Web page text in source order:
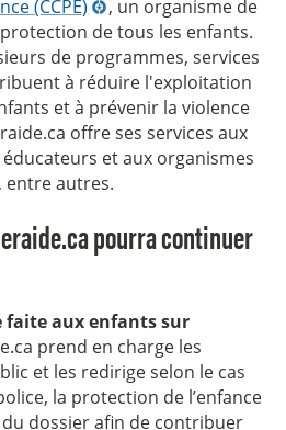
(CCPE)
, un organisme de
de tous les enfants.
de programmes, services
à réduire l'exploitation
et à prévenir la violence
offre ses services aux
et aux organismes
entre autres.
pourra continuer
faite aux enfants sur
prend en charge les
et les redirige selon le cas
la protection de l’enfance
dossier afin de contribuer